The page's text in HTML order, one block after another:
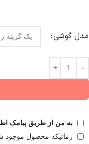
مدل گوشی
به من از طریق پیامک
زمانیکه محصول موجود